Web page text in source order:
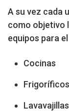
A su vez cada
como objetivo
equipos para
Cocinas
Frigoríficos
Lavavajillas